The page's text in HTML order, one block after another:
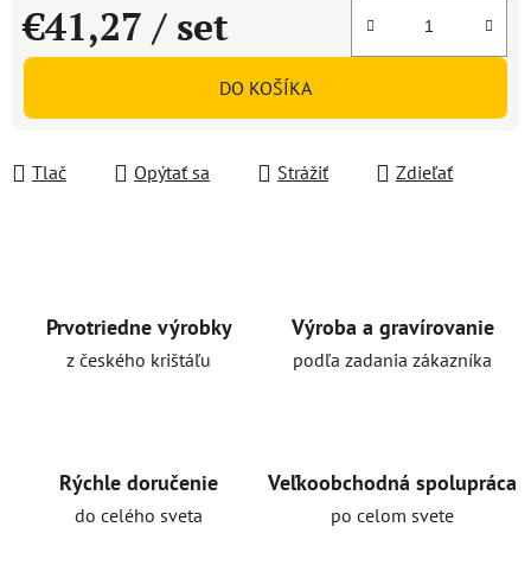
€41,27 / set
Jednotková cena:
DO KOŠÍKA
Tlač Opýtať sa Strážiť Zdieľať
Prvotriedne výrobky
z českého krištáľu
Výroba a gravírovanie
podľa zadania zákazníka
Rýchle doručenie
do celého sveta
Veľkoobchodná spolupráca
po celom svete